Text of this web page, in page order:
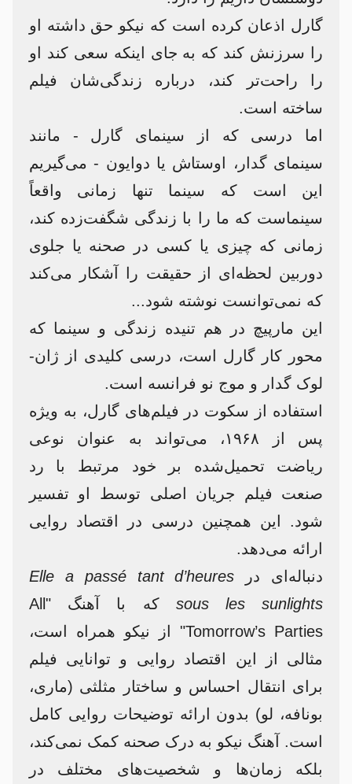
گارل اذعان کرده است که نیکو حق داشته او
را سرزنش کند که به جای اینکه سعی کند او
را راحت‌تر کند، درباره زندگی‌شان فیلم
ساخته است.
اما درسی که از سینمای گارل - مانند
سینمای گدار، اوستاش یا دوایون - می‌گیریم
این است که سینما تنها زمانی واقعاً
سینماست که ما را با زندگی شگفت‌زده کند،
زمانی که چیزی یا کسی در صحنه یا جلوی
دوربین لحظه‌ای از حقیقت را آشکار می‌کند
که نمی‌توانست نوشته شود...
این مارپیچ در هم تنیده زندگی و سینما که
محور کار گارل است، درسی کلیدی از ژان-
لوک گدار و موج نو فرانسه است.
استفاده از سکوت در فیلم‌های گارل، به ویژه
پس از ۱۹۶۸، می‌تواند به عنوان نوعی
ریاضت تحمیل‌شده بر خود مرتبط با رد
صنعت فیلم جریان اصلی توسط او تفسیر
شود. این همچنین درسی در اقتصاد روایی
ارائه می‌دهد.
دنباله‌ای در Elle a passé tant d’heures
sous les sunlights
که با آهنگ "All
Tomorrow’s Parties" از نیکو همراه است،
مثالی از این اقتصاد روایی و توانایی فیلم
برای انتقال احساس و ساختار مثلثی (ماری،
بونافه، لو) بدون ارائه توضیحات روایی کامل
است. آهنگ نیکو به درک صحنه کمک نمی‌کند،
بلکه زمان‌ها و شخصیت‌های مختلف در